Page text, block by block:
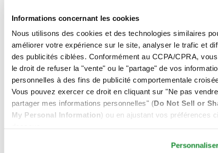
Informations concernant les cookies
Nous utilisons des cookies et des technologies similaires
améliorer votre expérience sur le site, analyser le trafic et
des publicités ciblées. Conformément au CCPA/CPRA,
le droit de refuser la "vente" ou le "partage" de vos
personnelles à des fins de publicité comportementale
Vous pouvez exercer ce droit en cliquant sur "Ne pas
partager mes informations personnelles" (Do Not Sell or
My Personal Information) ou en ajustant vos préférences
Batha
Riyadh
Arabie Saoudite
00966 1 4032968
Riyadh@al-ghazalisa.com
See details Go to the 'AL-GHAZALI RIYADH'
AL-GHAZALI RIYADH
Olaya
Riyadh
Arabie Saoudite
Go to the 'AL-GHAZALI RIYADH'